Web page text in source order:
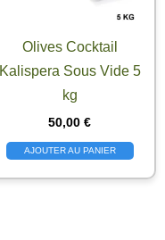
Olives Cocktail
Kalispera Sous Vide 5
kg
50,00 €
AJOUTER AU PANIER